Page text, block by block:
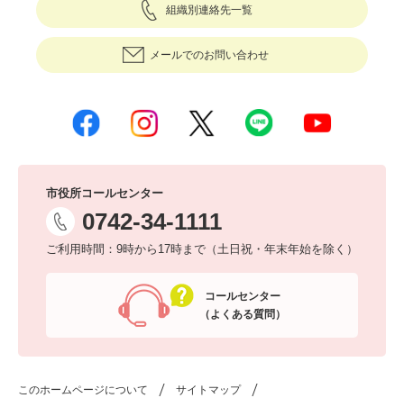
組織別連絡先一覧
メールでのお問い合わせ
市役所コールセンター
0742-34-1111
ご利用時間：9時から17時まで（土日祝・年末年始を除く）
コールセンター
（よくある質問）
このホームページについて サイトマップ